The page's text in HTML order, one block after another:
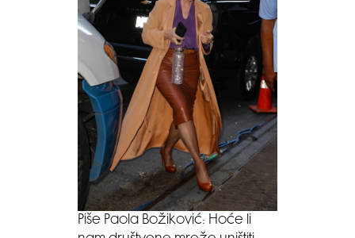
Piše Paola Božiković: Hoće li